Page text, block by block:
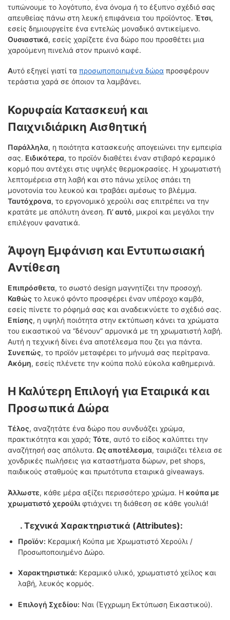
τυπώνουμε το λογότυπο, ένα όνομα ή το έξυπνο σχέδιό σας
απευθείας πάνω στη λευκή επιφάνεια του προϊόντος. Έτσι,
εσείς δημιουργείτε ένα εντελώς μοναδικό αντικείμενο.
Ουσιαστικά, εσείς χαρίζετε ένα δώρο που προσθέτει μια
χαρούμενη πινελιά στον πρωινό καφέ.
Αυτό εξηγεί γιατί τα προσωποποιημένα δώρα προσφέρουν
τεράστια χαρά σε όποιον τα λαμβάνει.
Κορυφαία Κατασκευή και
Παιχνιδιάρικη Αισθητική
Παράλληλα, η ποιότητα κατασκευής απογειώνει την εμπειρία
σας. Ειδικότερα, το προϊόν διαθέτει έναν στιβαρό κεραμικό
κορμό που αντέχει στις υψηλές θερμοκρασίες. Η χρωματιστή
λεπτομέρεια στη λαβή και στο πάνω χείλος σπάει τη
μονοτονία του λευκού και τραβάει αμέσως το βλέμμα.
Ταυτόχρονα, το εργονομικό χερούλι σας επιτρέπει να την
κρατάτε με απόλυτη άνεση. Γι’ αυτό, μικροί και μεγάλοι την
επιλέγουν φανατικά.
Άψογη Εμφάνιση και Εντυπωσιακή
Αντίθεση
Επιπρόσθετα, το σωστό design μαγνητίζει την προσοχή.
Καθώς το λευκό φόντο προσφέρει έναν υπέροχο καμβά,
εσείς πίνετε το ρόφημά σας και αναδεικνύετε το σχέδιό σας.
Επίσης, η υψηλή ποιότητα στην εκτύπωση κάνει τα χρώματα
του εικαστικού να “δένουν” αρμονικά με τη χρωματιστή λαβή.
Αυτή η τεχνική δίνει ένα αποτέλεσμα που ζει για πάντα.
Συνεπώς, το προϊόν μεταφέρει το μήνυμά σας περίτρανα.
Ακόμη, εσείς πλένετε την κούπα πολύ εύκολα καθημερινά.
Η Καλύτερη Επιλογή για Εταιρικά και
Προσωπικά Δώρα
Τέλος, αναζητάτε ένα δώρο που συνδυάζει χρώμα,
πρακτικότητα και χαρά; Τότε, αυτό το είδος καλύπτει την
αναζήτησή σας απόλυτα. Ως αποτέλεσμα, ταιριάζει τέλεια σε
χονδρικές πωλήσεις για καταστήματα δώρων, pet shops,
παιδικούς σταθμούς και πρωτότυπα εταιρικά giveaways.
Άλλωστε, κάθε μέρα αξίζει περισσότερο χρώμα. Η κούπα με
χρωματιστό χερούλι φτιάχνει τη διάθεση σε κάθε γουλιά!
. Τεχνικά Χαρακτηριστικά (Attributes):
Προϊόν: Κεραμική Κούπα με Χρωματιστό Χερούλι /
Προσωποποιημένο Δώρο.
Χαρακτηριστικά: Κεραμικό υλικό, χρωματιστό χείλος και
λαβή, λευκός κορμός.
Επιλογή Σχεδίου: Ναι (Έγχρωμη Εκτύπωση Εικαστικού).